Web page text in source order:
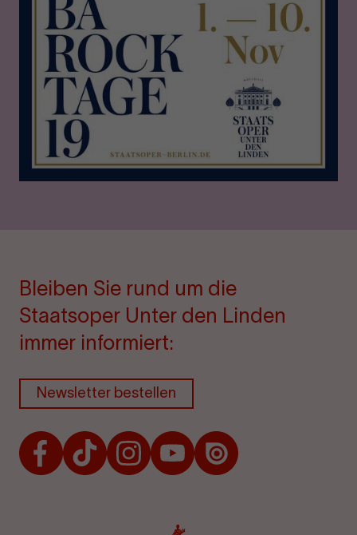
Bleiben Sie rund um die
Staatsoper Unter den Linden
immer informiert:
Newsletter bestellen
FacebookTikTokInstagramYoutubeIssuu